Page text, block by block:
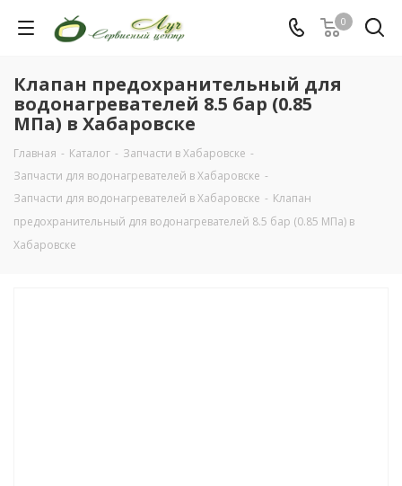
0
Клапан предохранительный для
водонагревателей 8.5 бар (0.85
МПа) в Хабаровске
Главная - Каталог - Запчасти в Хабаровске -
Запчасти для водонагревателей в Хабаровске -
Запчасти для водонагревателей в Хабаровске - Клапан
предохранительный для водонагревателей 8.5 бар (0.85 МПа) в
Хабаровске